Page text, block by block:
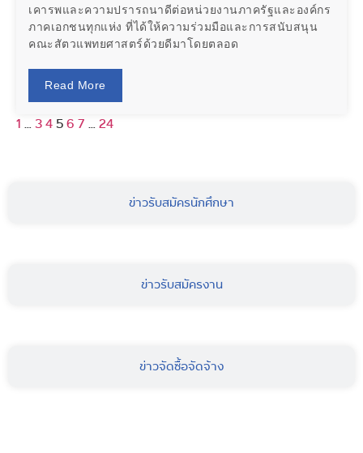
ข่าวรับสมัครนักศึกษา
ข่าวรับสมัครงาน
ข่าวจัดซื้อจัดจ้าง
เคารพและความปรารถนาดีต่อหน่วยงานภาครัฐและองค์กร
ภาคเอกชนทุกแห่ง ที่ได้ให้ความร่วมมือและการสนับสนุน
คณะสัตวแพทยศาสตร์ด้วยดีมาโดยตลอด
Read More
1 …3456 7 …24